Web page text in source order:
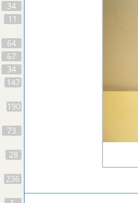
34
11
64
67
34
147
190
73
28
236